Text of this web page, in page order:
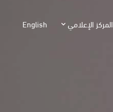
المركز الإعلامي English